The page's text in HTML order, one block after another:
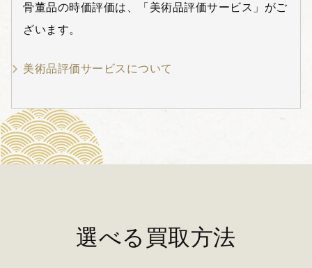
骨董品の時価評価は、「美術品評価サービス」がご
ざいます。
美術品評価サービスについて
選べる買取方法